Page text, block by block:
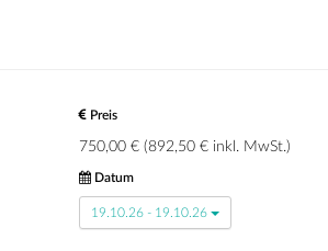
Preis
750,00 € (892,50 € inkl. MwSt.)
Datum
19.10.26 - 19.10.26